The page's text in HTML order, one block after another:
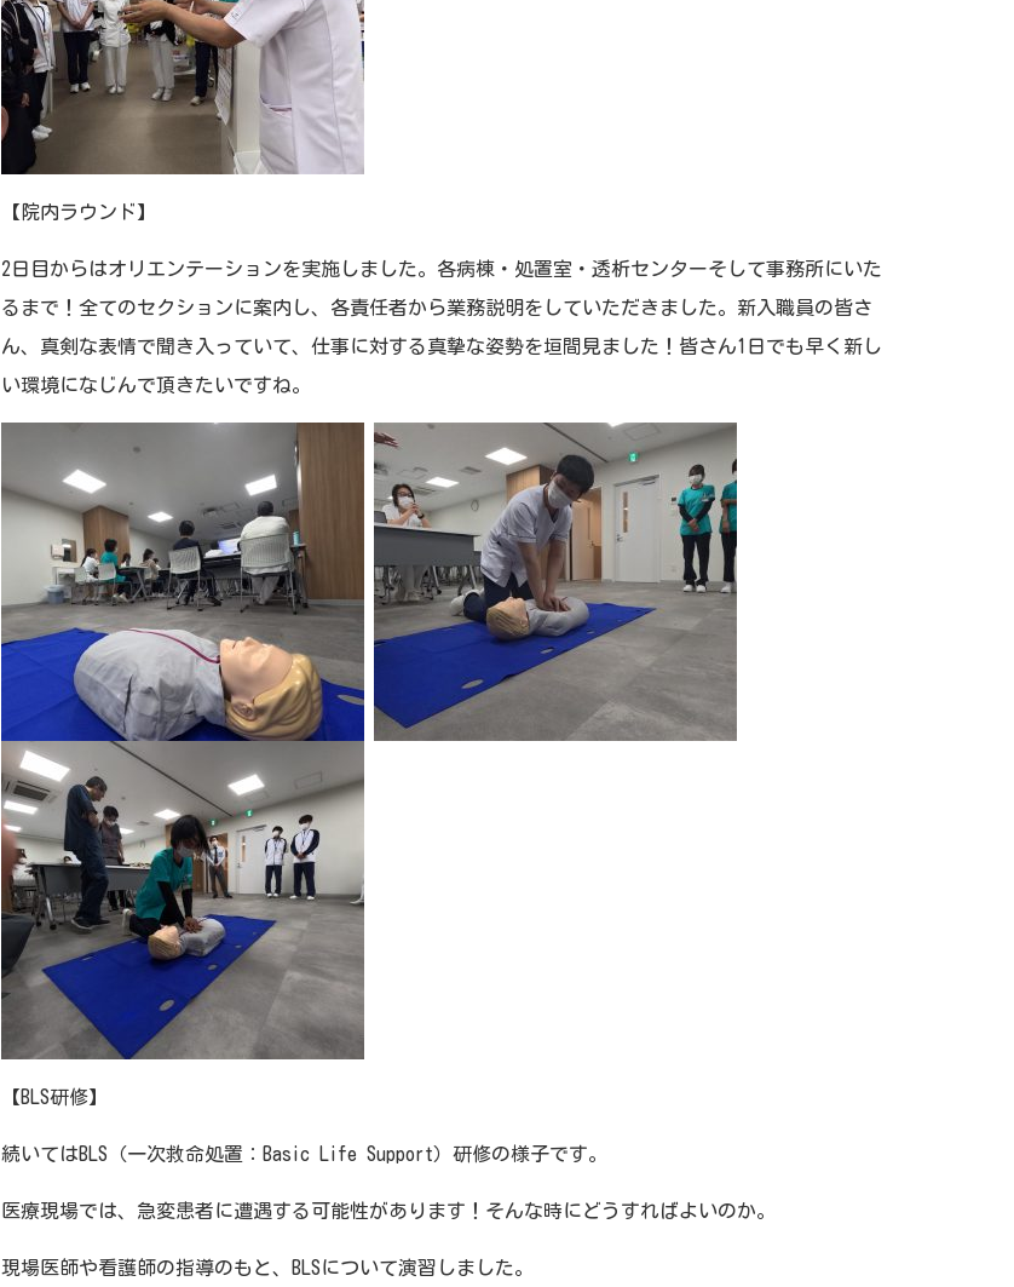
【院内ラウンド】
2日目からはオリエンテーションを実施しました。各病棟・処置室・透析センターそして事務所にいた
るまで！全てのセクションに案内し、各責任者から業務説明をしていただきました。新入職員の皆さ
ん、真剣な表情で聞き入っていて、仕事に対する真摯な姿勢を垣間見ました！皆さん1日でも早く新し
い環境になじんで頂きたいですね。
【BLS研修】
続いてはBLS（一次救命処置：Basic Life Support）研修の様子です。
医療現場では、急変患者に遭遇する可能性があります！そんな時にどうすればよいのか。
現場医師や看護師の指導のもと、BLSについて演習しました。